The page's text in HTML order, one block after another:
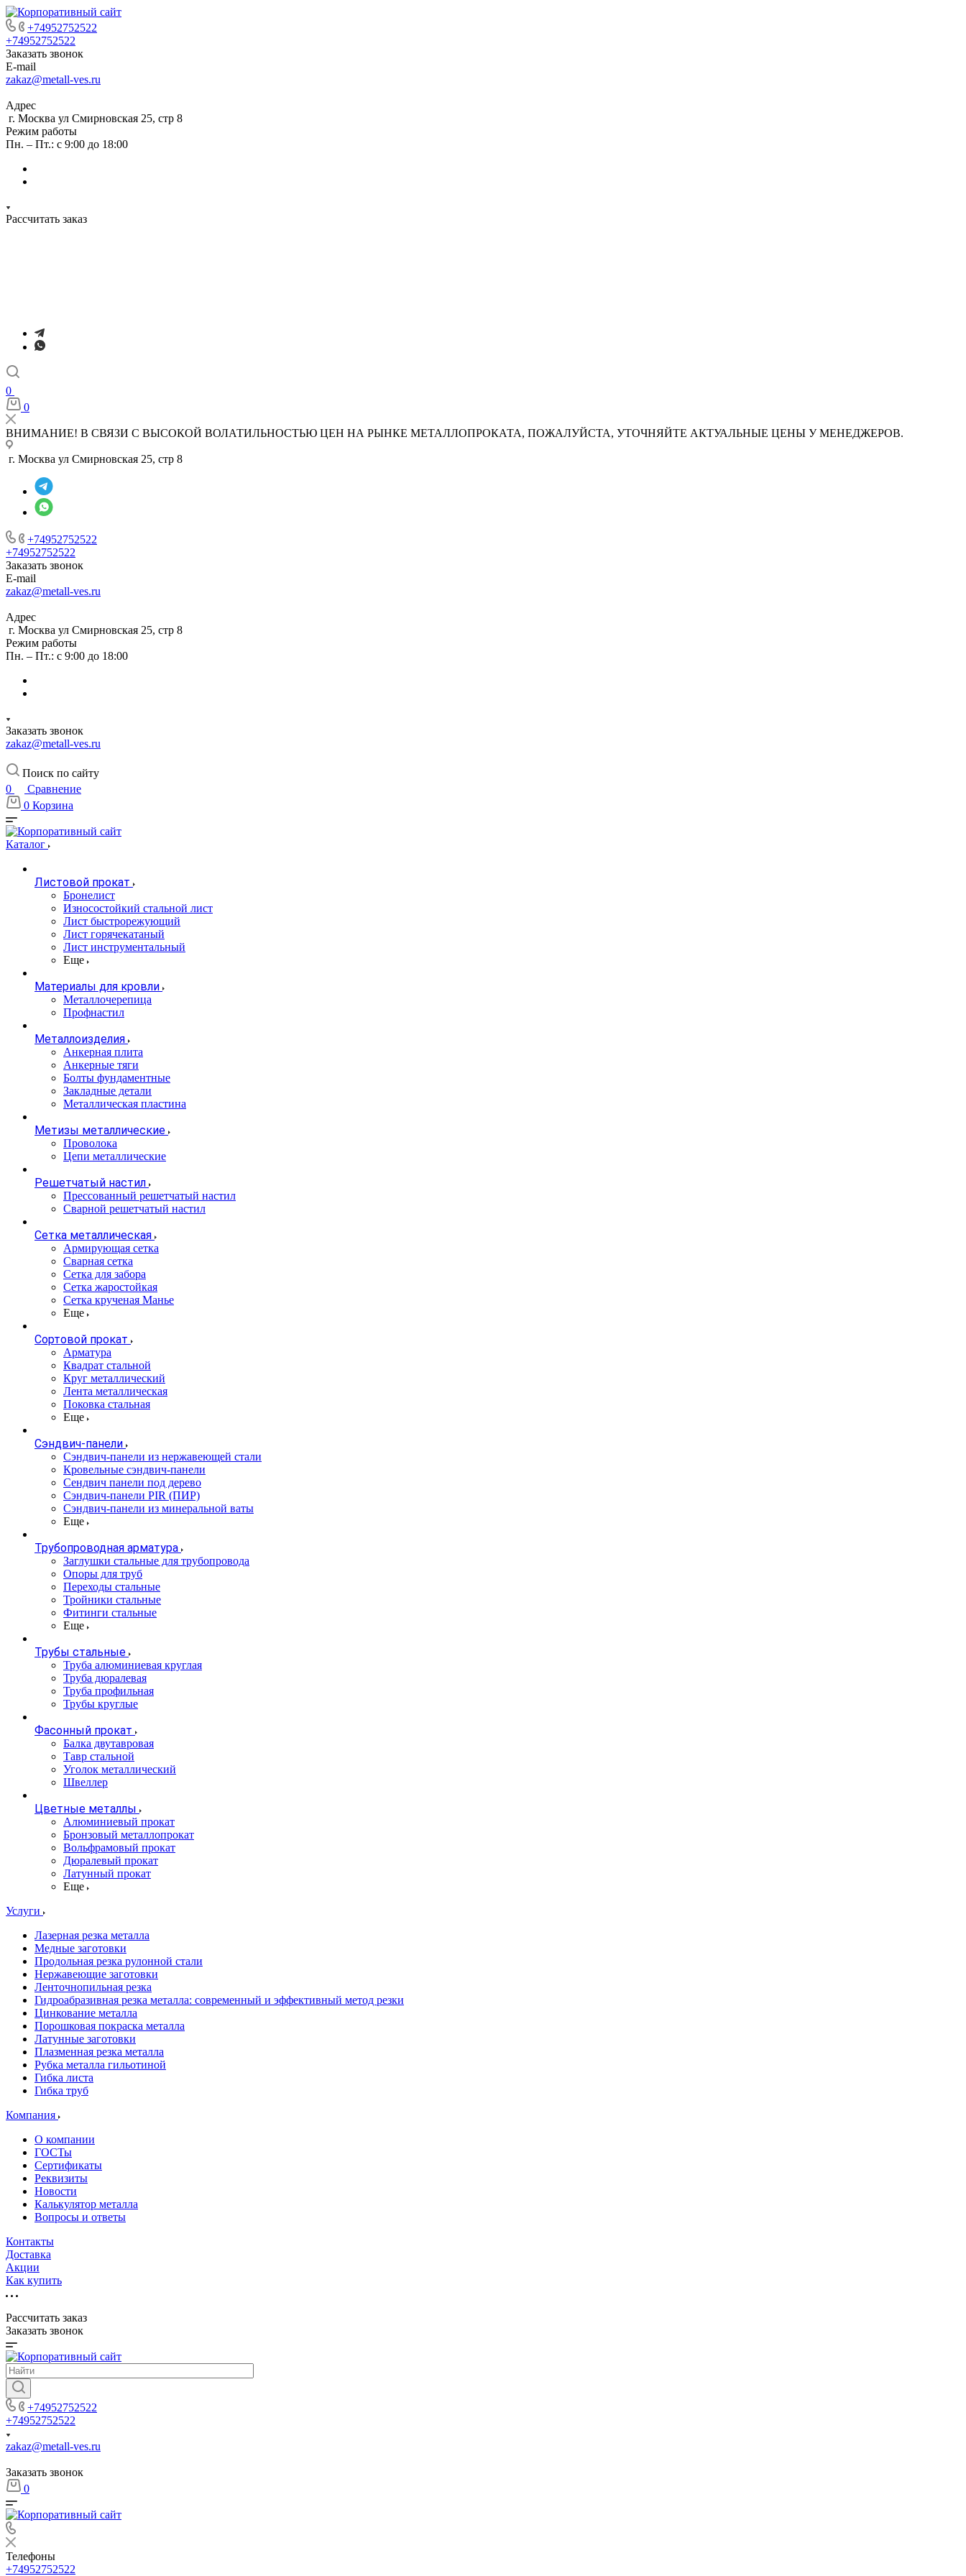
+74952752522
+74952752522
Заказать звонок
E-mail
zakaz@metall-ves.ru
Адрес
г. Москва ул Смирновская 25, стр 8
Режим работы
Пн. – Пт.: с 9:00 до 18:00
Рассчитать заказ
0
0
ВНИМАНИЕ! В СВЯЗИ С ВЫСОКОЙ ВОЛАТИЛЬНОСТЬЮ ЦЕН НА РЫНКЕ МЕТАЛЛОПРОКАТА, ПОЖАЛУЙСТА, УТОЧНЯЙТЕ АКТУАЛЬНЫЕ ЦЕНЫ У МЕНЕДЖЕРОВ.
г. Москва ул Смирновская 25, стр 8
+74952752522
+74952752522
Заказать звонок
E-mail
zakaz@metall-ves.ru
Адрес
г. Москва ул Смирновская 25, стр 8
Режим работы
Пн. – Пт.: с 9:00 до 18:00
Заказать звонок
zakaz@metall-ves.ru
Поиск по сайту
0
Сравнение
0 Корзина
Каталог
Листовой прокат
Бронелист
Износостойкий стальной лист
Лист быстрорежующий
Лист горячекатаный
Лист инструментальный
Еще
Материалы для кровли
Металлочерепица
Профнастил
Металлоизделия
Анкерная плита
Анкерные тяги
Болты фундаментные
Закладные детали
Металлическая пластина
Метизы металлические
Проволока
Цепи металлические
Решетчатый настил
Прессованный решетчатый настил
Сварной решетчатый настил
Сетка металлическая
Армирующая сетка
Сварная сетка
Сетка для забора
Сетка жаростойкая
Сетка крученая Манье
Еще
Сортовой прокат
Арматура
Квадрат стальной
Круг металлический
Лента металлическая
Поковка стальная
Еще
Сэндвич-панели
Cэндвич-панели из нержавеющей стали
Кровельные сэндвич-панели
Сендвич панели под дерево
Сэндвич-панели PIR (ПИР)
Сэндвич-панели из минеральной ваты
Еще
Трубопроводная арматура
Заглушки стальные для трубопровода
Опоры для труб
Переходы стальные
Тройники стальные
Фитинги стальные
Еще
Трубы стальные
Труба алюминиевая круглая
Труба дюралевая
Труба профильная
Трубы круглые
Фасонный прокат
Балка двутавровая
Тавр стальной
Уголок металлический
Швеллер
Цветные металлы
Алюминиевый прокат
Бронзовый металлопрокат
Вольфрамовый прокат
Дюралевый прокат
Латунный прокат
Еще
Услуги
Лазерная резка металла
Медные заготовки
Продольная резка рулонной стали
Нержавеющие заготовки
Ленточнопильная резка
Гидроабразивная резка металла: современный и эффективный метод резки
Цинкование металла
Порошковая покраска металла
Латунные заготовки
Плазменная резка металла
Рубка металла гильотиной
Гибка листа
Гибка труб
Компания
О компании
ГОСТы
Сертификаты
Реквизиты
Новости
Калькулятор металла
Вопросы и ответы
Контакты
Доставка
Акции
Как купить
Рассчитать заказ
Заказать звонок
+74952752522
+74952752522
zakaz@metall-ves.ru
Заказать звонок
0
Телефоны
+74952752522